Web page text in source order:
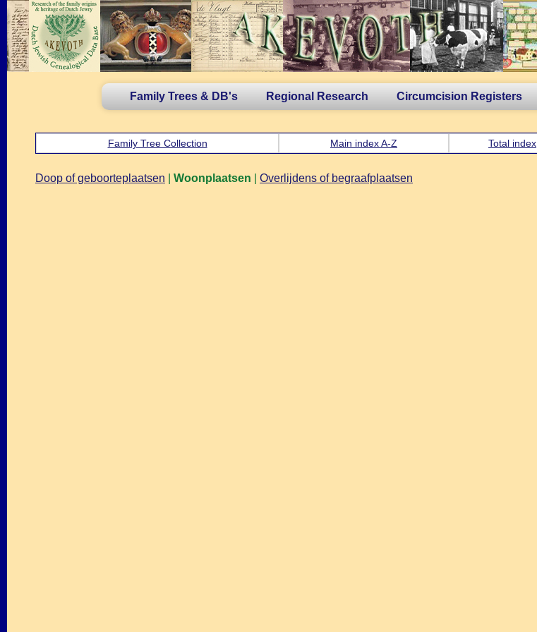
Family Trees & DB's Regional Research Circumcision Registers
Family Tree Collection Main index A-Z Total index
Doop of geboorteplaatsen Woonplaatsen Overlijdens of begraafplaatsen